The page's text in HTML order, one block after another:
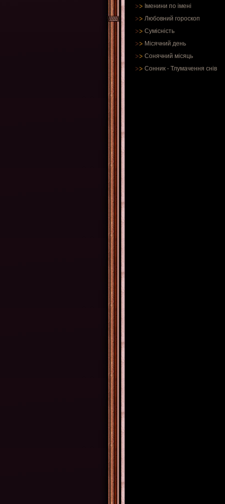
Іменини по імені
Любовний гороскоп
Сумісність
Місячний день
Сонячний місяць
Сонник - Тлумачення снів